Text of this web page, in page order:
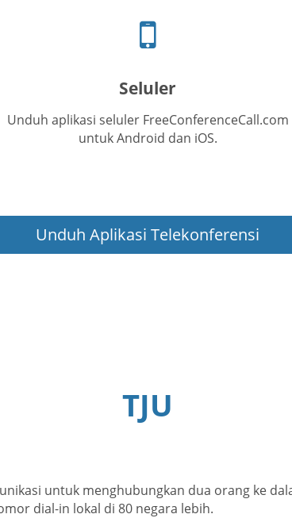
Ikon
telepon
Seluler
Unduh aplikasi seluler FreeConferenceCall.com
untuk Android dan iOS.
Unduh Aplikasi Telekonferensi
TJU
untuk menghubungkan dua orang ke
dial-in lokal di 80 negara lebih.